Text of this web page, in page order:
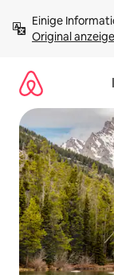
Inhalten
springenOriginal